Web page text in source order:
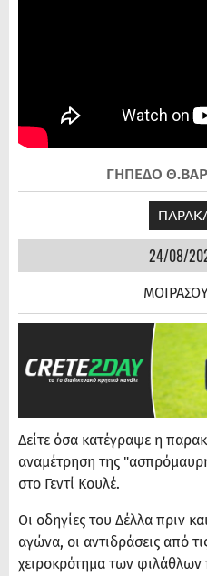
ΓΗΠΕΔΟ
24/08/
Δείτε όσα κατέγραψε η
αναμέτρηση της
στο Γεντί Κουλέ.
Οι οδηγίες του Δέλλα πριν
αγώνα, οι αντιδράσεις από
χειροκρότημα των